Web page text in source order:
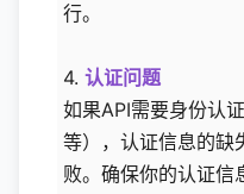
行。
4. 认证问题
如果API需要身份认
等），认证信息的缺
败。确保你的认证信